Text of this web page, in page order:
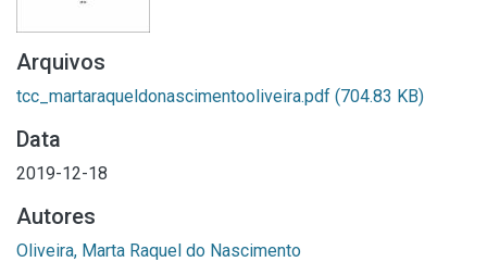
Arquivos
tcc_martaraqueldonascimentooliveira.pdf (704.83 KB)
Data
2019-12-18
Autores
Oliveira, Marta Raquel do Nascimento